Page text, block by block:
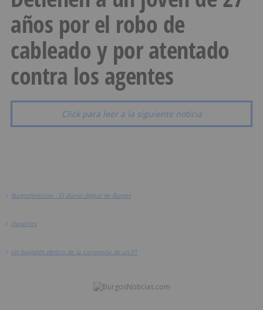
años por el robo de
cableado y por atentado
contra los agentes
Click para leer a la siguiente noticia
> BurgosNoticias - El diario digital de Burgos
> Deportes
> Un burgalés dentro de la carrocería de un F1